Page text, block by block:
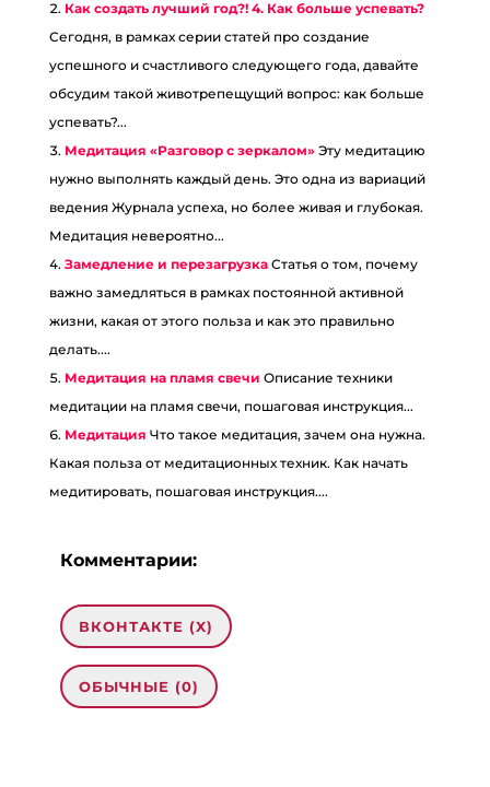
Как создать лучший год?! 4. Как больше успевать?
Сегодня, в рамках серии статей про создание
успешного и счастливого следующего года, давайте
обсудим такой животрепещущий вопрос: как больше
успевать?...
Медитация «Разговор с зеркалом» Эту медитацию
нужно выполнять каждый день. Это одна из вариаций
ведения Журнала успеха, но более живая и глубокая.
Медитация невероятно...
Замедление и перезагрузка Статья о том, почему
важно замедляться в рамках постоянной активной
жизни, какая от этого польза и как это правильно
делать....
Медитация на пламя свечи Описание техники
медитации на пламя свечи, пошаговая инструкция...
Медитация Что такое медитация, зачем она нужна.
Какая польза от медитационных техник. Как начать
медитировать, пошаговая инструкция....
Комментарии:
ВКОНТАКТЕ (X)
ОБЫЧНЫЕ (0)